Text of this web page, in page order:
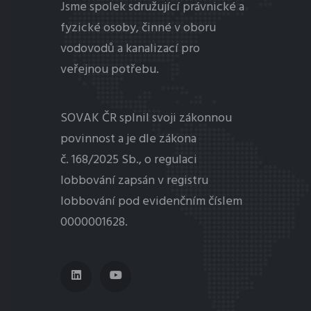
Jsme spolek sdružující právnické a
fyzické osoby, činné v oboru
vodovodů a kanalizací pro
veřejnou potřebu.
SOVAK ČR splnil svoji zákonnou
povinnost a je dle zákona
č. 168/2025 Sb., o regulaci
lobbovánízapsán v registru
lobbování pod evidenčním číslem
0000001628.